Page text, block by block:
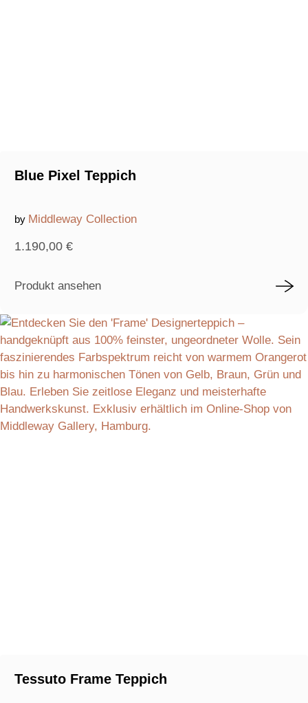
Blue Pixel Teppich
by Middleway Collection
1.190,00 €
Produkt ansehen
Tessuto Frame Teppich